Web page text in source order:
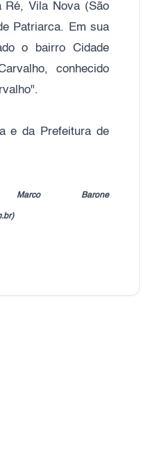
Ré, Vila Nova (São
Patriarca. Em sua
o bairro Cidade
conhecido
e da Prefeitura de
Barone